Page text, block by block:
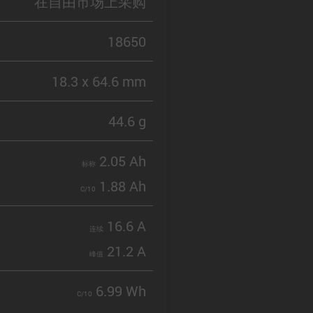
18650
18.3 x 64.6 mm
44.6 g
标称 2.05 Ah
C/10 1.88 Ah
连续 16.6 A
峰值 21.2 A
C/10 6.99 Wh